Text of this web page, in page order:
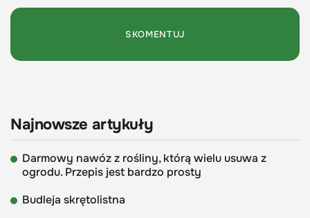
Najnowsze artykuły
Darmowy nawóz z rośliny, którą wielu usuwa z
ogrodu. Przepis jest bardzo prosty
Budleja skrętolistna